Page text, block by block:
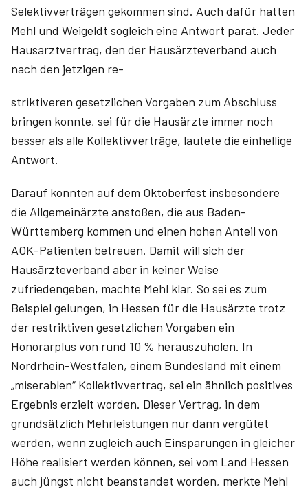
Selektivverträgen gekommen sind. Auch dafür hatten
Mehl und Weigeldt sogleich eine Antwort parat. Jeder
Hausarztvertrag, den der Hausärzteverband auch
nach den jetzigen re-
striktiveren gesetzlichen Vorgaben zum Abschluss
bringen konnte, sei für die Hausärzte immer noch
besser als alle Kollektivverträge, lautete die einhellige
Antwort.
Darauf konnten auf dem Oktoberfest insbesondere
die Allgemeinärzte anstoßen, die aus Baden-
Württemberg kommen und einen hohen Anteil von
AOK-Patienten betreuen. Damit will sich der
Hausärzteverband aber in keiner Weise
zufriedengeben, machte Mehl klar. So sei es zum
Beispiel gelungen, in Hessen für die Hausärzte trotz
der restriktiven gesetzlichen Vorgaben ein
Honorarplus von rund 10 % herauszuholen. In
Nordrhein-Westfalen, einem Bundesland mit einem
„miserablen“ Kollektivvertrag, sei ein ähnlich positives
Ergebnis erzielt worden. Dieser Vertrag, in dem
grundsätzlich Mehrleistungen nur dann vergütet
werden, wenn zugleich auch Einsparungen in gleicher
Höhe realisiert werden können, sei vom Land Hessen
auch jüngst nicht beanstandet worden, merkte Mehl